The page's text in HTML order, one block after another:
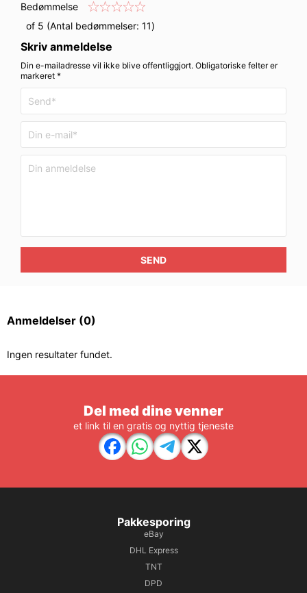
Bedømmelse
of 5 (Antal bedømmelser: 11)
Skriv anmeldelse
Din e-mailadresse vil ikke blive offentliggjort. Obligatoriske felter er
markeret *
SEND
Anmeldelser (0)
Ingen resultater fundet.
Del med dine venner
et link til en gratis og nyttig tjeneste
Pakkesporing
eBay
DHL Express
TNT
DPD